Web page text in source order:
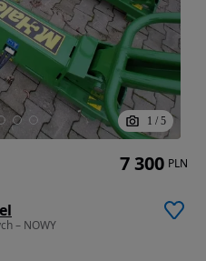
1 / 5
– NOWY
7 300 PLN